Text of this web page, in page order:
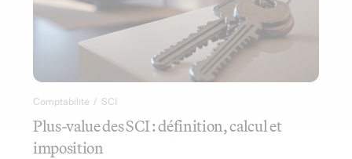
Comptabilité / SCI
Plus-value des SCI : définition, calcul et
imposition